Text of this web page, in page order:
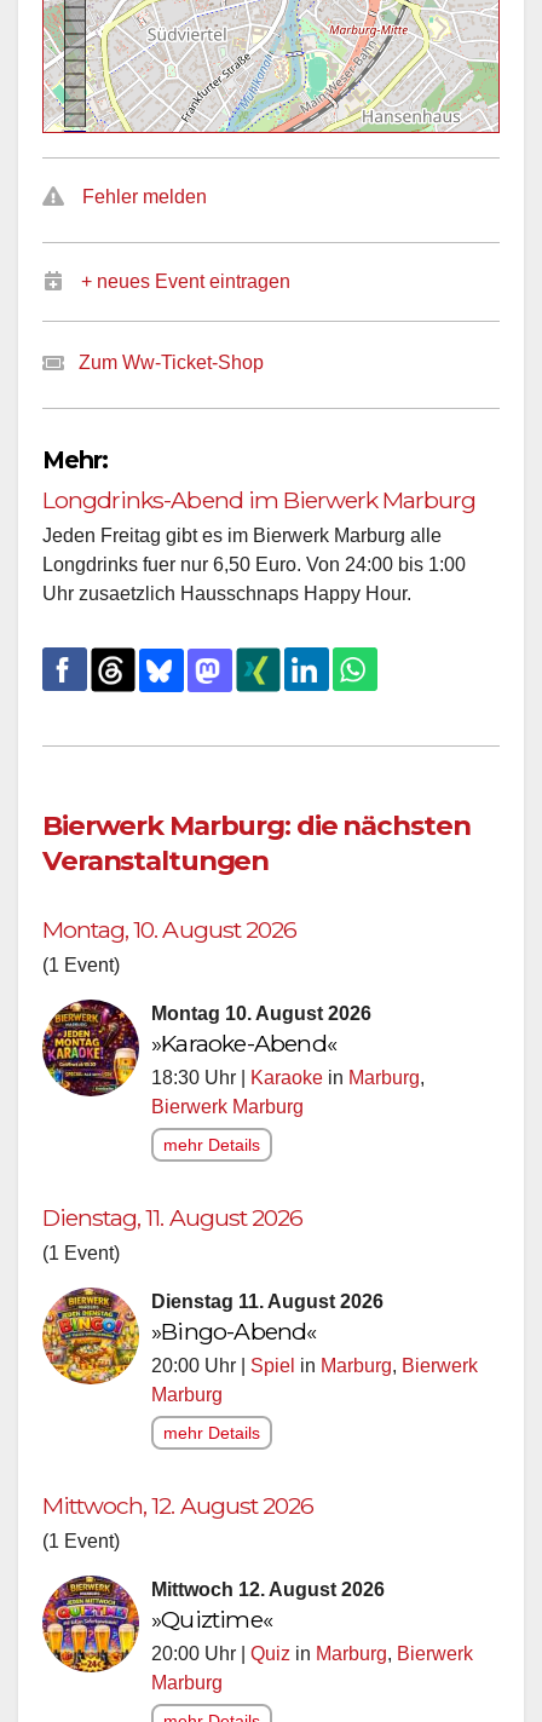
Fehler melden
+ neues Event eintragen
Zum Ww-Ticket-Shop
Mehr:
Longdrinks-Abend im Bierwerk Marburg
Jeden Freitag gibt es im Bierwerk Marburg alle
Longdrinks fuer nur 6,50 Euro. Von 24:00 bis 1:00
Uhr zusaetzlich Hausschnaps Happy Hour.
Bierwerk Marburg: die nächsten
Veranstaltungen
Montag, 10. August 2026
(1 Event)
Montag 10. August 2026
»Karaoke-Abend«
18:30 Uhr | Karaoke in Marburg,
Bierwerk Marburg
mehr Details
Dienstag, 11. August 2026
(1 Event)
Dienstag 11. August 2026
»Bingo-Abend«
20:00 Uhr | Spiel in Marburg, Bierwerk
Marburg
mehr Details
Mittwoch, 12. August 2026
(1 Event)
Mittwoch 12. August 2026
»Quiztime«
20:00 Uhr | Quiz in Marburg, Bierwerk
Marburg